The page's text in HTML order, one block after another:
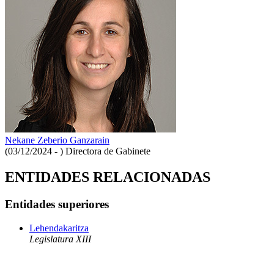
Nekane Zeberio Ganzarain
(03/12/2024 - ) Directora de Gabinete
ENTIDADES RELACIONADAS
Entidades superiores
Lehendakaritza
Legislatura XIII